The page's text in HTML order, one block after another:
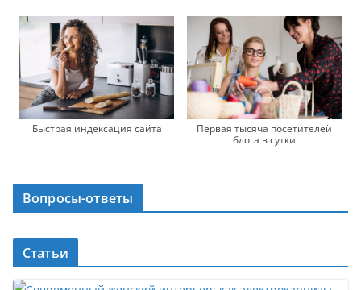
Быстрая индексация сайта
Первая тысяча посетителей
блога в сутки
Вопросы-ответы
Статьи